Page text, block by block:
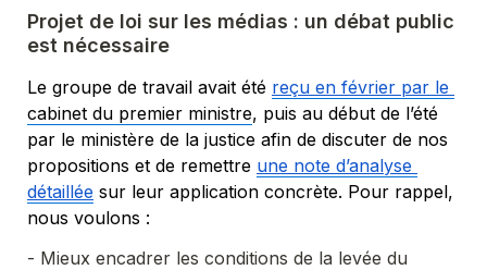
Projet de loi sur les médias : un débat public
est nécessaire
Le groupe de travail avait été
cabinet du premier ministre, puis au début de l’été
par le ministère de la justice afin de discuter de nos
propositions et de remettre une note d’analyse
détaillée sur leur application concrète. Pour rappel,
nous voulons :
- Mieux encadrer les conditions de la levée du